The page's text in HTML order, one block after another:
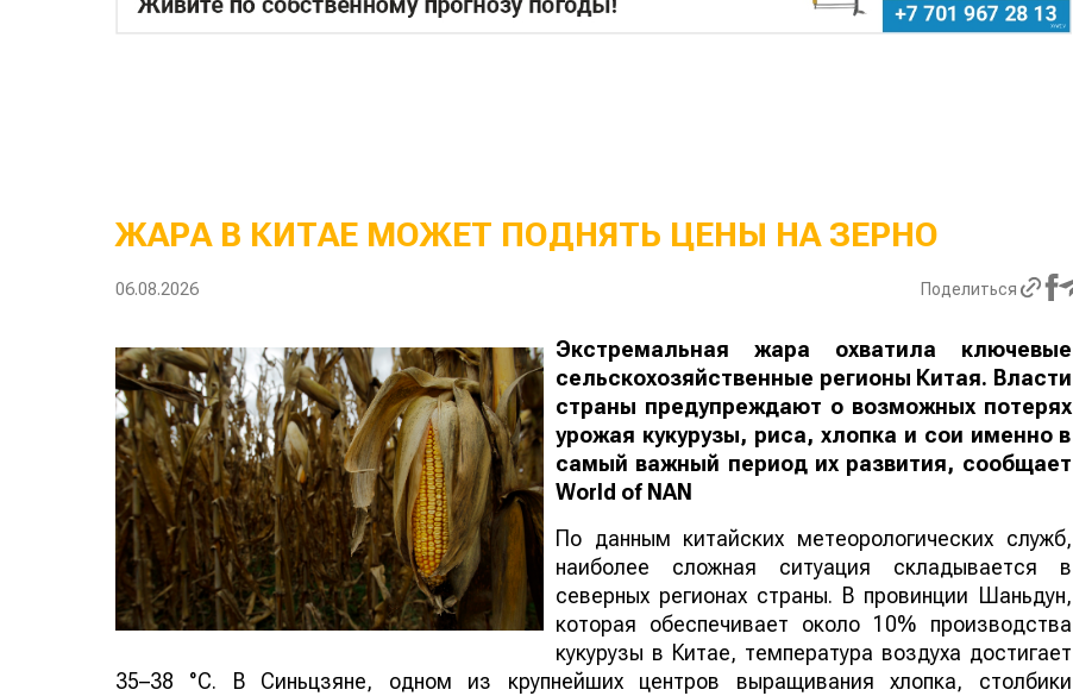
ЖАРА В КИТАЕ МОЖЕТ ПОДНЯТЬ ЦЕНЫ НА ЗЕРНО
06.08.2026 Поделиться
Экстремальная жара охватила ключевые
сельскохозяйственные регионы Китая. Власти
страны предупреждают о возможных потерях
урожая кукурузы, риса, хлопка и сои именно в
самый важный период их развития, сообщает
World of NAN
По данным китайских метеорологических служб,
наиболее сложная ситуация складывается в
северных регионах страны. В провинции Шаньдун,
которая обеспечивает около 10% производства
кукурузы в Китае, температура воздуха достигает
35–38 °C. В Синьцзяне, одном из крупнейших центров выращивания хлопка, столбики